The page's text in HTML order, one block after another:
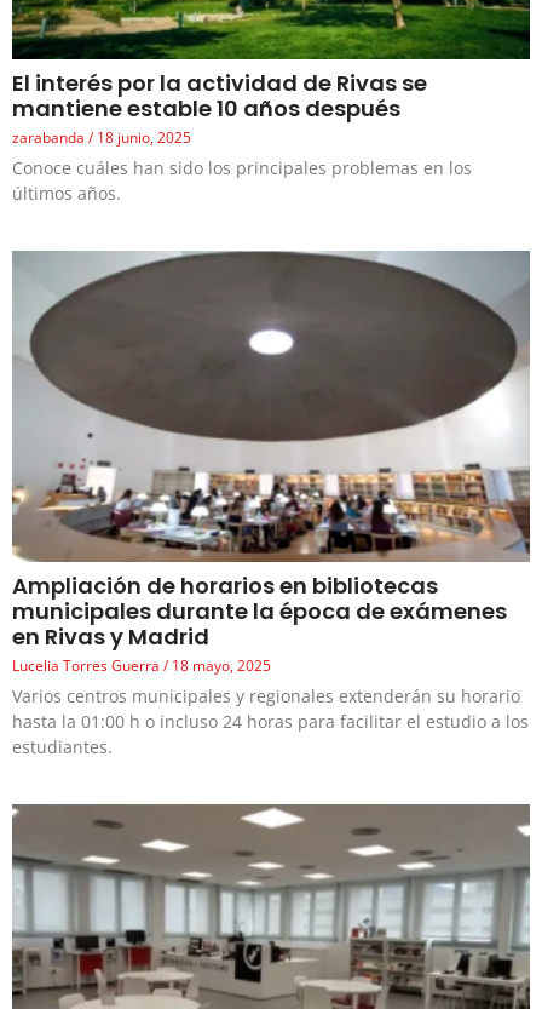
El interés por la actividad de Rivas se
mantiene estable 10 años después
zarabanda 18 junio, 2025
Conoce cuáles han sido los principales problemas en los
últimos años.
Ampliación de horarios en bibliotecas
municipales durante la época de exámenes
en Rivas y Madrid
Lucelia Torres Guerra 18 mayo, 2025
Varios centros municipales y regionales extenderán su horario
hasta la 01:00 h o incluso 24 horas para facilitar el estudio a los
estudiantes.